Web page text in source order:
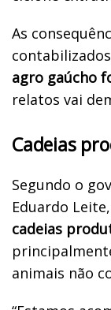
As
agro gaúcho
relatos vai
Cadeias
Segundo o
Eduardo Leite,
cadeias
animais não